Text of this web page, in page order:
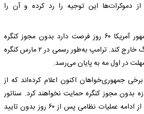
دموکرات‌ها این توجیه را رد کرده و آن را
بر اساس قانون، رئیس‌جمهور آمریکا ۶۰ روز فرصت دارد بدون مجوز کنگره
نیروهای آمریکایی را از جنگ خارج کند. ترامپ به‌طور رسمی در ۲ مارس کنگره
مهلت در اول مه به پایان می‌رسد.
جمهوری‌خواهان اکنون اعلام کرده‌اند که از
بدون مجوز کنگره حمایت نخواهند کرد. سناتور
«جان کرتیس» گفته است از ادامه عملیات نظامی پس از ۶۰ روز بدون تایید